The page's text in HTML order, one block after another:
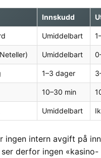
Innskudd
Umiddelbart
Umiddelbart
1–3 dager
10–30 min
Umiddelbart
ingen intern avgift på
derfor ingen «kasino-